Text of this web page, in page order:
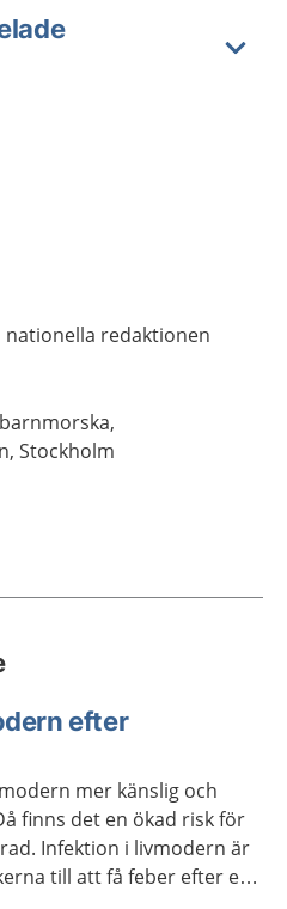
nationella redaktionen
barnmorska,
Stockholm
efter
mer känslig och
finns det en ökad risk för
Infektion i livmodern är
till att få feber efter en